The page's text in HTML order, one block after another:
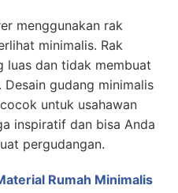
menggunakan rak
minimalis. Rak
luas dan tidak membuat
gudang minimalis
untuk usahawan
inspiratif dan bisa Anda
pergudangan.
Rumah Minimalis